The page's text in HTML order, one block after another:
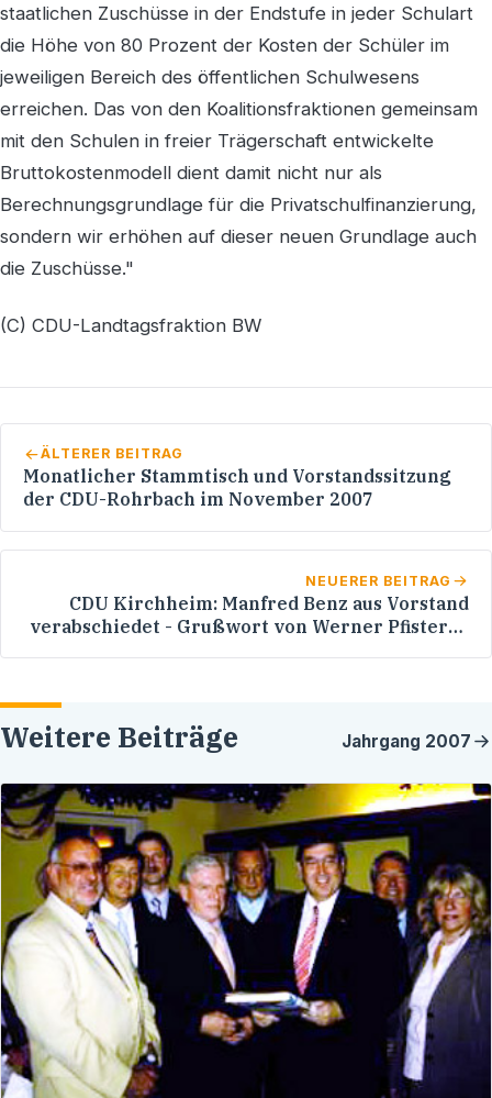
staatlichen Zuschüsse in der Endstufe in jeder Schulart
die Höhe von 80 Prozent der Kosten der Schüler im
jeweiligen Bereich des öffentlichen Schulwesens
erreichen. Das von den Koalitionsfraktionen gemeinsam
mit den Schulen in freier Trägerschaft entwickelte
Bruttokostenmodell dient damit nicht nur als
Berechnungsgrundlage für die Privatschulfinanzierung,
sondern wir erhöhen auf dieser neuen Grundlage auch
die Zuschüsse."
(C) CDU-Landtagsfraktion BW
ÄLTERER BEITRAG
Monatlicher Stammtisch und Vorstandssitzung
der CDU-Rohrbach im November 2007
NEUERER BEITRAG
CDU Kirchheim: Manfred Benz aus Vorstand
verabschiedet - Grußwort von Werner Pfisterer
Weitere Beiträge Jahrgang 2007